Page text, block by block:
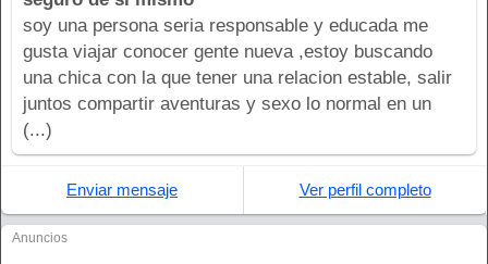
soy una persona seria responsable y educada me
gusta viajar conocer gente nueva ,estoy buscando
una chica con la que tener una relacion estable, salir
juntos compartir aventuras y sexo lo normal en un
(...)
Enviar mensaje Ver perfil completo
Anuncios